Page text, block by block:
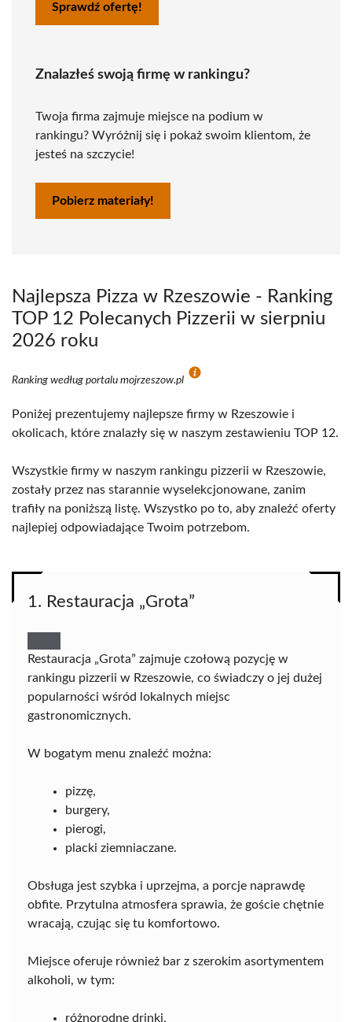
Sprawdź ofertę!
Znalazłeś swoją firmę w rankingu?
Twoja firma zajmuje miejsce na podium w
rankingu? Wyróżnij się i pokaż swoim klientom, że
jesteś na szczycie!
Pobierz materiały!
Najlepsza Pizza w Rzeszowie - Ranking
TOP 12 Polecanych Pizzerii w sierpniu
2026 roku
Ranking według portalu mojrzeszow.pl
Poniżej prezentujemy najlepsze firmy w Rzeszowie i
okolicach, które znalazły się w naszym zestawieniu TOP 12.
Wszystkie firmy w naszym rankingu pizzerii w Rzeszowie,
zostały przez nas starannie wyselekcjonowane, zanim
trafiły na poniższą listę. Wszystko po to, aby znaleźć oferty
najlepiej odpowiadające Twoim potrzebom.
1. Restauracja „Grota”
Restauracja „Grota” zajmuje czołową pozycję w
rankingu pizzerii w Rzeszowie, co świadczy o jej dużej
popularności wśród lokalnych miejsc
gastronomicznych.
W bogatym menu znaleźć można:
pizzę,
burgery,
pierogi,
placki ziemniaczane.
Obsługa jest szybka i uprzejma, a porcje naprawdę
obfite. Przytulna atmosfera sprawia, że goście chętnie
wracają, czując się tu komfortowo.
Miejsce oferuje również bar z szerokim asortymentem
alkoholi, w tym:
różnorodne drinki,